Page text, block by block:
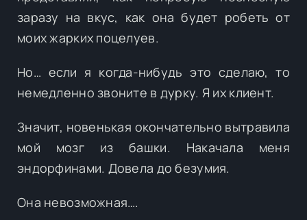
заразу на вкус, как она будет робеть от
моих жарких поцелуев.
Но… если я когда-нибудь это сделаю, то
немедленно звоните в дурку. Я их клиент.
Значит, новенькая окончательно вытравила
мой мозг из башки. Накачала меня
эндорфинами. Довела до безумия.
Она невозможная….